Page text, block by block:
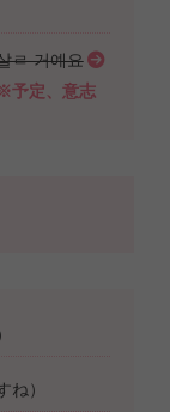
ㄹ 거예요
予定、意志
）